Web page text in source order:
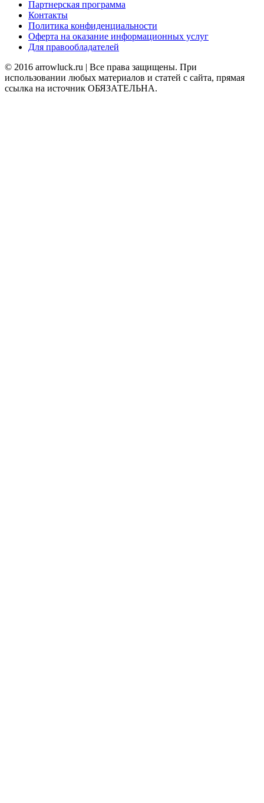
Партнерская программа
Контакты
Политика конфиденциальности
Оферта на оказание информационных услуг
Для правообладателей
© 2016 arrowluck.ru | Все права защищены. При
использовании любых материалов и статей с сайта, прямая
ссылка на источник ОБЯЗАТЕЛЬНА.